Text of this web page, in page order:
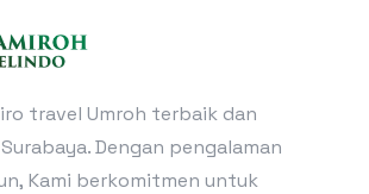
travel Umroh terbaik dan
Dengan pengalaman
Kami berkomitmen untuk